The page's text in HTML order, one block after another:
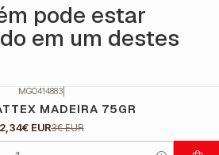
pode estar
em um destes
MGO414883|
MADEIRA 75GR
2,34€ EUR3€ EUR